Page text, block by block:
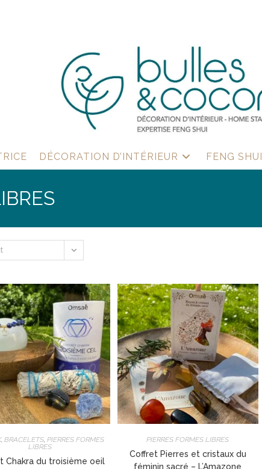
DÉCORATION D’INTÉRIEUR FENG SHUI
, BRACELETS, PIERRES FORMES
LIBRES
Chakra du troisième oeil
PIERRES FORMES LIBRES
Coffret Pierres et cristaux du
féminin sacré – L’Amazone